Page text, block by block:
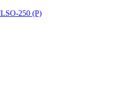
250 (P)